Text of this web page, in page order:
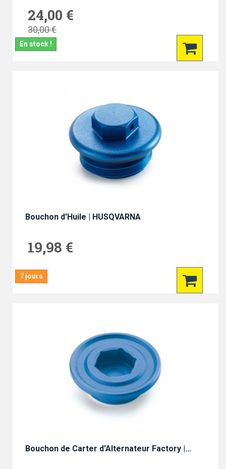
24,00 €
30,00 €
En stock !
Bouchon d'Huile | HUSQVARNA
19,98 €
7 jours
Bouchon de Carter d'Alternateur Factory |...